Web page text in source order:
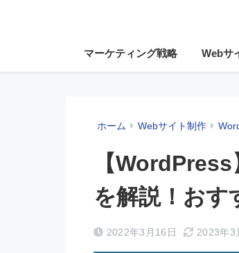
マーケティング戦略 Webサ
ホーム Webサイト制作
【
を解説！おす
2022年3月16日 2023年3